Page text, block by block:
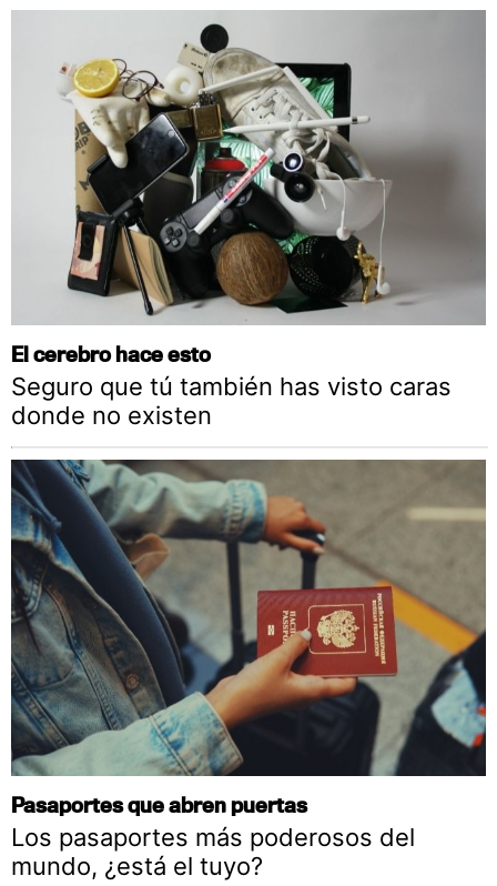
El cerebro hace esto
Seguro que tú también has visto caras
donde no existen
Pasaportes que abren puertas
Los pasaportes más poderosos del
mundo, ¿está el tuyo?